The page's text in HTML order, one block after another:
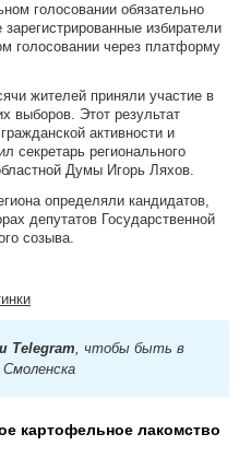
голосовании обязательно
избиратели
голосовании через платформу
жителей приняли участие в
выборов. Этот результат
активности и
секретарь регионального
Думы Игорь Ляхов.
определяли кандидатов,
депутатов Государственной
созыва.
Telegram, чтобы быть в
картофельное лакомство